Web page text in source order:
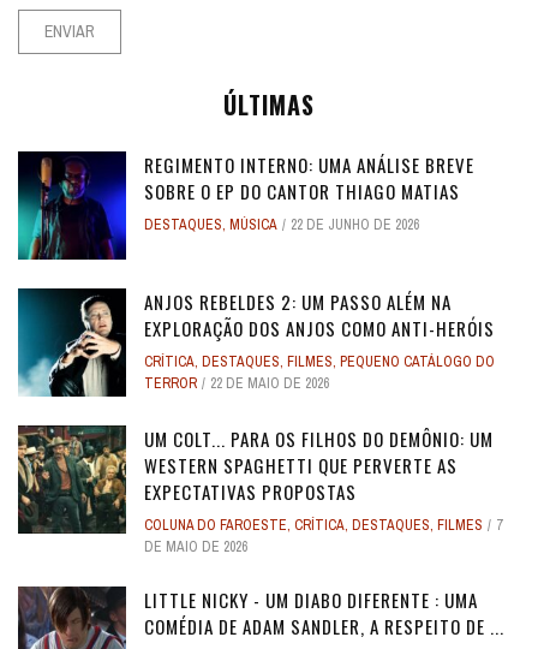
ÚLTIMAS
REGIMENTO INTERNO: UMA ANÁLISE BREVE
SOBRE O EP DO CANTOR THIAGO MATIAS
DESTAQUES, MÚSICA 22 DE JUNHO DE 2026
ANJOS REBELDES 2: UM PASSO ALÉM NA
EXPLORAÇÃO DOS ANJOS COMO ANTI-HERÓIS
CRÍTICA, DESTAQUES, FILMES, PEQUENO CATÁLOGO DO
TERROR
22 DE MAIO DE 2026
UM COLT... PARA OS FILHOS DO DEMÔNIO: UM
WESTERN SPAGHETTI QUE PERVERTE AS
EXPECTATIVAS PROPOSTAS
COLUNA DO FAROESTE, CRÍTICA, DESTAQUES, FILMES
7
DE MAIO DE 2026
LITTLE NICKY - UM DIABO DIFERENTE : UMA
COMÉDIA DE ADAM SANDLER, A RESPEITO DE ...